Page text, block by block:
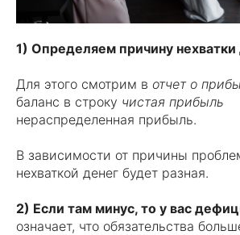
1) Определяем причину нехватки
Для этого смотрим в отчет о
баланс в строку чистая прибыль
нераспределенная прибыль.
В зависимости от причины
нехваткой денег будет разная.
2) Если там минус, то у вас
означает, что обязательства